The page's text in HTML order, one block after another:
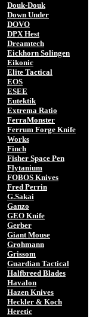
Douk-Douk
Down Under
DOVO
DPX Hest
Dreamtech
Eickhorn Solingen
Eikonic
Elite Tactical
EOS
ESEE
Eutektik
Extrema Ratio
FerraMonster
Ferrum Forge Knife
Works
Finch
Fisher Space Pen
Flytanium
FOBOS Knives
Fred Perrin
G.Sakai
Ganzo
GEO Knife
Gerber
Giant Mouse
Grohmann
Grissom
Guardian Tactical
Halfbreed Blades
Havalon
Hazen Knives
Heckler & Koch
Heretic